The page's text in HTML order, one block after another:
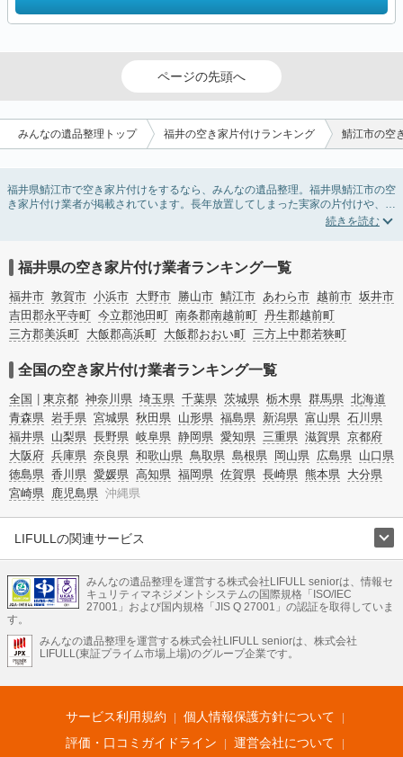
ページの先頭へ
みんなの遺品整理トップ 福井の空き家片付けランキング 鯖江市の空
福井県鯖江市で空き家片付けをするなら、みんなの遺品整理。福井県鯖江市の空
き家片付け業者が掲載されています。長年放置してしまった実家の片付けや、相
続したが住む予定のない親の家の不用品の処分・回収・引き取りまで対応してい
してみましょう。
また家一軒まるごとの掃除方法・空家対策特別措置法の法改正に伴う空き家の片
付けについての情報も豊富です。
福井県の空き家片付け業者ランキング一覧
福井市 敦賀市 小浜市 大野市 勝山市 鯖江市 あわら市 越前市 坂井市
吉田郡永平寺町 今立郡池田町 南条郡南越前町 丹生郡越前町
三方郡美浜町 大飯郡高浜町 大飯郡おおい町 三方上中郡若狭町
全国の空き家片付け業者ランキング一覧
全国 東京都 神奈川県 埼玉県 千葉県 茨城県 栃木県 群馬県 北海道
青森県 岩手県 宮城県 秋田県 山形県 福島県 新潟県 富山県 石川県
福井県 山梨県 長野県 岐阜県 静岡県 愛知県 三重県 滋賀県 京都府
大阪府 兵庫県 奈良県 和歌山県 鳥取県 島根県 岡山県 広島県 山口県
徳島県 香川県 愛媛県 高知県 福岡県 佐賀県 長崎県 熊本県 大分県
宮崎県 鹿児島県 沖縄県
LIFULLの関連サービス
不動産・住宅
引越し 老人ホーム 地方創生 ママの就労支援
不動産クラウドファンディング 遺品整理 老後の暮らし情報
LIFULL HOME'Sのサービス
不動産・住宅
不動産査定 マンション専門売却査定 不動産投資 アドバイザー
不動産アーカイブ
空き家バンク 家賃相場 不動産会社
まちむすび
不動産用語集 住まいのお役立ち情報
LIFULL HOME'S PRESS
アプリ 不動産データ 不動産転職
みんなの遺品整理を運営する株式会社LIFULL seniorは、情報セ
キュリティマネジメントシステムの国際規格「ISO/IEC
27001」および国内規格「JIS Q 27001」の認証を取得していま
す。
みんなの遺品整理を運営する株式会社LIFULL seniorは、株式会社
LIFULL(東証プライム市場上場)のグループ企業です。
サービス利用規約
個人情報保護方針について
評価・口コミガイドライン
運営会社について